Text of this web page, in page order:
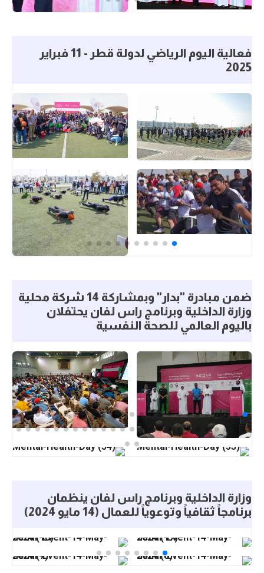
فعالية اليوم الرياضي لدولة قطر - 11 فبراير
2025
ضمن مبادرة "بدار" وبمشاركة 14 شركة محلية
وزارة الداخلية وبرنامج راس لفان يحتفلان
باليوم العالمي للصحة النفسية
وزارة الداخلية وبرنامج راس لفان ينظمان
برنامجاً ثقافياً وتوعوياً للعمال (14 مايو 2024)